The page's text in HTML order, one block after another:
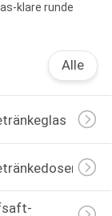
klare runde
Alle